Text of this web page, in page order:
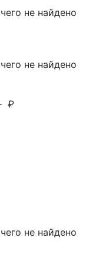
не найдено
не найдено
₽
не найдено